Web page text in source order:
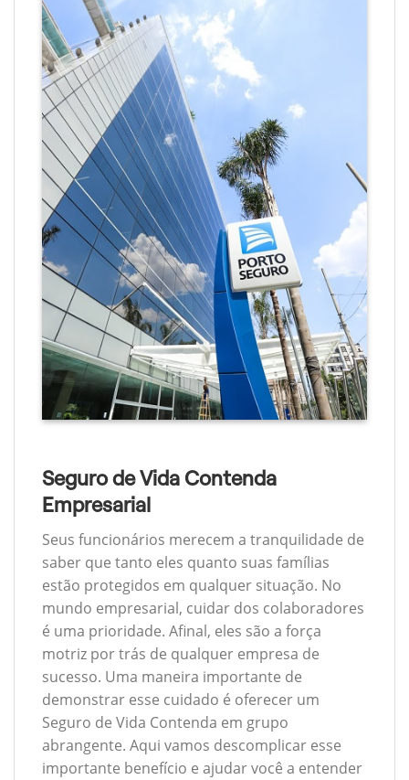
Seguro de Vida Contenda
Empresarial
Seus funcionários merecem a tranquilidade de
saber que tanto eles quanto suas famílias
estão protegidos em qualquer situação. No
mundo empresarial, cuidar dos colaboradores
é uma prioridade. Afinal, eles são a força
motriz por trás de qualquer empresa de
sucesso. Uma maneira importante de
demonstrar esse cuidado é oferecer um
Seguro de Vida Contenda em grupo
abrangente. Aqui vamos descomplicar esse
importante benefício e ajudar você a entender